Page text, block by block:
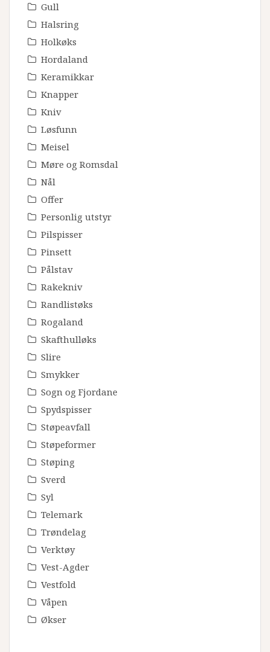
Gull
Halsring
Holkøks
Hordaland
Keramikkar
Knapper
Kniv
Løsfunn
Meisel
Møre og Romsdal
Nål
Offer
Personlig utstyr
Pilspisser
Pinsett
Pålstav
Rakekniv
Randlistøks
Rogaland
Skafthulløks
Slire
Smykker
Sogn og Fjordane
Spydspisser
Støpeavfall
Støpeformer
Støping
Sverd
Syl
Telemark
Trøndelag
Verktøy
Vest-Agder
Vestfold
Våpen
Økser